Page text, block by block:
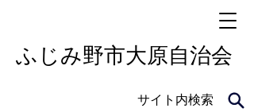
​ふじみ野市大原自治会
サイト内検索